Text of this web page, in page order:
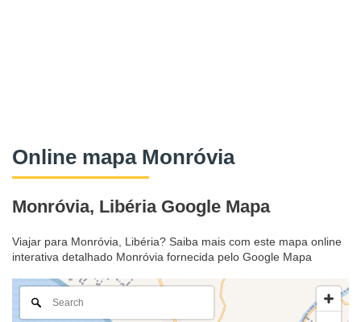
Online mapa Monróvia
Monróvia, Libéria Google Mapa
Viajar para Monróvia, Libéria? Saiba mais com este mapa online
interativa detalhado Monróvia fornecida pelo Google Mapa